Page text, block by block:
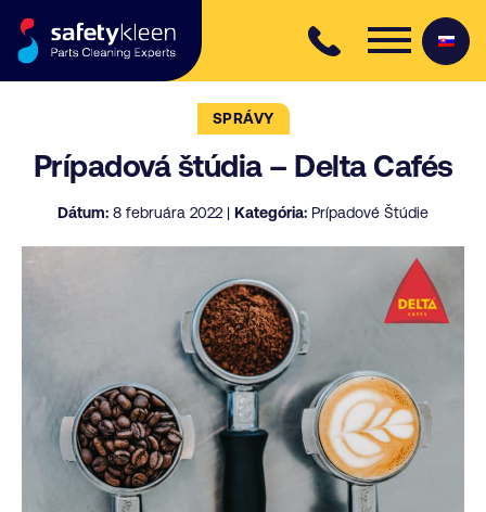
SPRÁVY
Prípadová štúdia – Delta Cafés
Dátum: 8 februára 2022 | Kategória: Prípadové Štúdie